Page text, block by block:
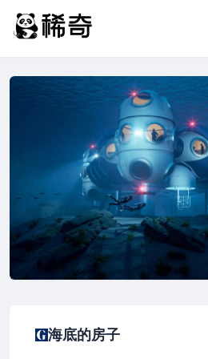
海底的房子